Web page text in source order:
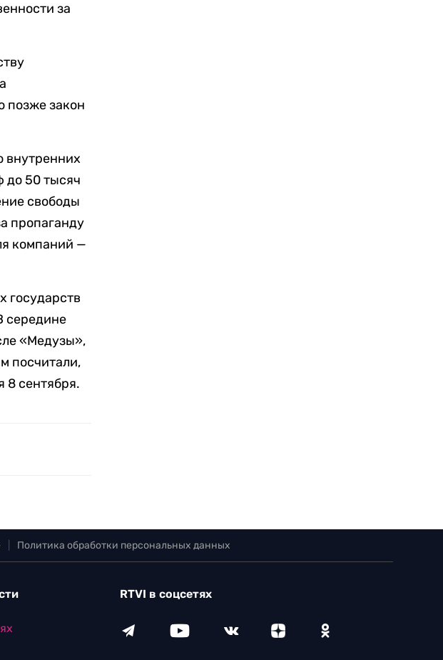
за
позже закон
внутренних
до 50 тысяч
свободы
пропаганду
компаний —
государств
середине
«Медузы»,
посчитали,
8 сентября.
Политика обработки персональных данных
RTVI в соцсетях